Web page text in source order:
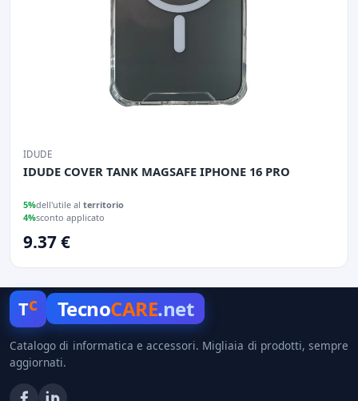
IDUDE
IDUDE COVER TANK MAGSAFE IPHONE 16 PRO
5%dell'utile al territorio
4%sconto applicato
9.37 €
Tc TecnoCARE.net
Catalogo di informatica e accessori. Migliaia di prodotti, sempre
aggiornati.